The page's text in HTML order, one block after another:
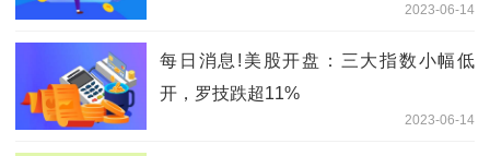
2023-06-14
每日消息!美股开盘：三大指数小幅低
开，罗技跌超11%
2023-06-14